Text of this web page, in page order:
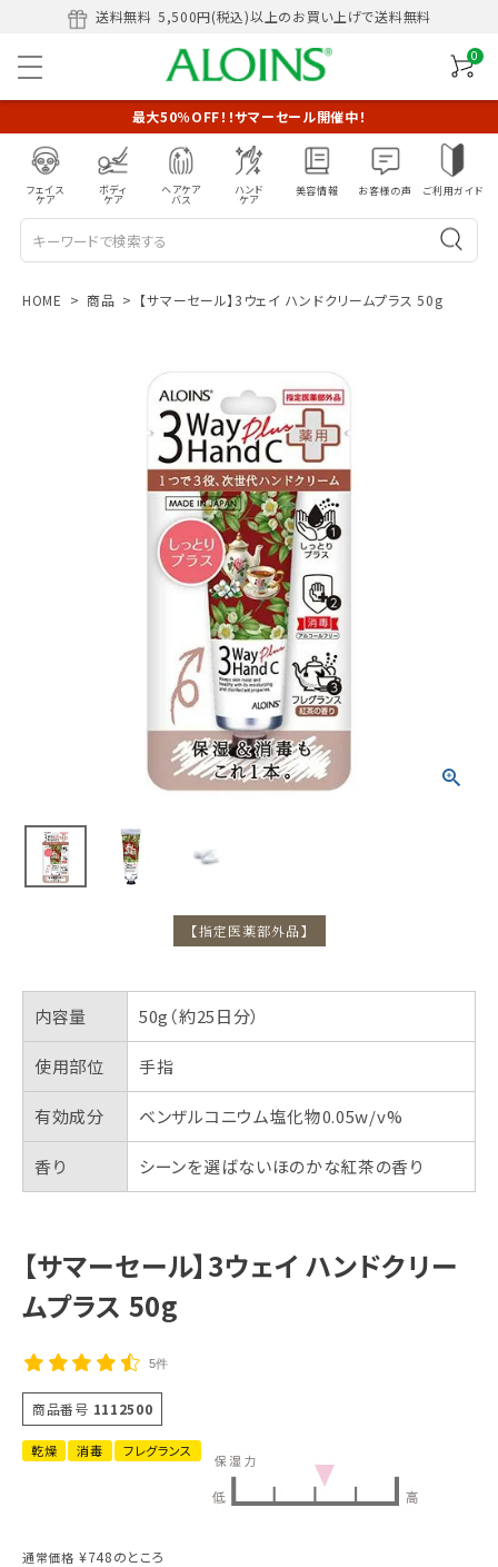
送料無料 5,500円(税込)以上のお買い上げで送料無料
0
最大50％OFF！！サマーセール開催中！
フェイス
ケア
ボディ
ケア
ヘアケア
バス
ハンド
ケア
美容情報 お客様の声 ご利用ガイド
HOME 商品 【サマーセール】3ウェイ ハンドクリームプラス 50g
【指定医薬部外品】
内容量 50g（約25日分）
使用部位 手指
有効成分 ベンザルコニウム塩化物0.05w/v%
香り シーンを選ばないほのかな紅茶の香り
【サマーセール】3ウェイ ハンドクリー
ムプラス 50g
5件
商品番号 1112500
乾燥 消毒 フレグランス
通常価格 ¥748のところ